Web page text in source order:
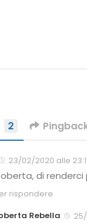
23/02/2020 alle
di
rispondere
Rebella
25/
a te Monica!
per rispondere